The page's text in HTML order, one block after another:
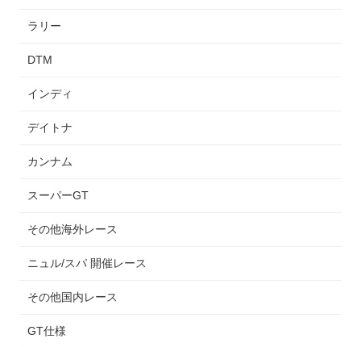
ラリー
DTM
インディ
デイトナ
カンナム
スーパーGT
その他海外レース
ニュル/スパ 開催レース
その他国内レース
GT仕様